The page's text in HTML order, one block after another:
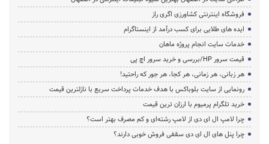
فروشگاه اینترنتی کشاورزی اگری راز
ایده های طلایی برای کسب درآمد از اینستاگرام
خدمات سایت انجام پروژه ماهان
قیمت سرور HP/بررسی و خرید سرور اچ پی
هر زبانی، هر زمانی، هر کجا، هر جور که راحتید!
رونمایی از سایت بلوباکس با هدف خدمات پرداخت سریع با نازلترین قیمت
خرید تلگرام پرمیوم با ارزان ترین قیمت
چرا لامپ ال ای دی از لامپ رشته‌ای و کم مصرف بهتر است؟
چرا پنل های ال ای دی سقفی فروش خوبی دارند؟